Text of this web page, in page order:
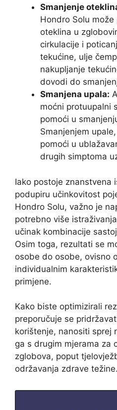
Smanjenje
Hondro Solu
oteklina u
cirkulacije i
tekućine, ulje
nakupljanje
dovodi do
Smanjena upala:
moćni protuupalni
pomoći u
Smanjenjem
pomoći u
drugih simptoma
Iako postoje znanstvena
podupiru učinkovitost
Hondro Solu, važno je
potrebno više
učinak kombinacije
Osim toga, rezultati se
osobe do osobe, ovisno
individualnim
primjene.
Kako biste optimizirali
preporučuje se
korištenje, nanositi sprej
ga s drugim mjerama za
zglobova, poput
održavanja zdrave težine.